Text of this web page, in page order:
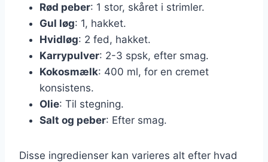
Rød peber: 1 stor, skåret i strimler.
Gul løg: 1, hakket.
Hvidløg: 2 fed, hakket.
Karrypulver: 2-3 spsk, efter smag.
Kokosmælk: 400 ml, for en cremet
konsistens.
Olie: Til stegning.
Salt og peber: Efter smag.
Disse ingredienser kan varieres alt efter hvad